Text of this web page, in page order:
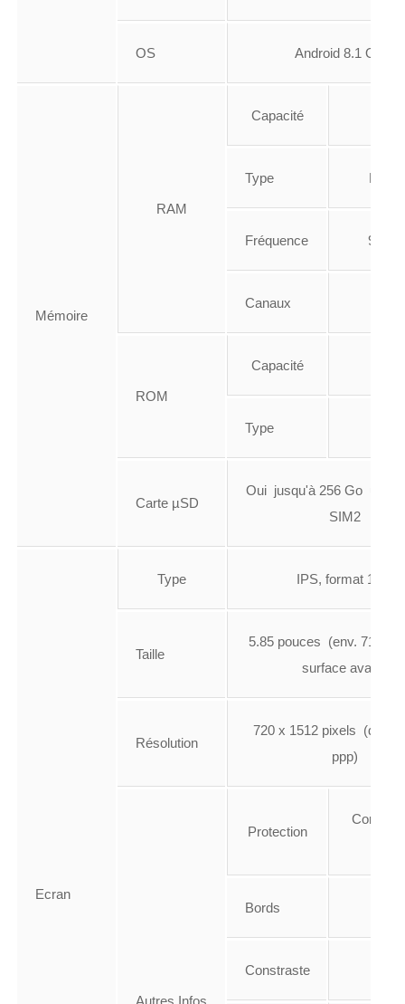
OS Android 8.1 Oreo
Mémoire
RAM
Capacité
Type
Fréquence 933
Canaux
ROM
Capacité
Type
Carte µSD
Oui jusqu'à 256 Go utilise
SIM2
Ecran
Type IPS, format 18:9
Taille
5.85 pouces (env. 71.47
surface avant)
Résolution
720 x 1512 pixels
ppp)
Protection
Corning
Bords
Constraste